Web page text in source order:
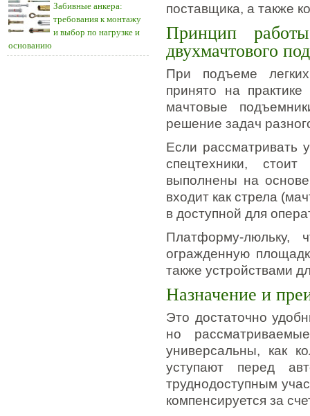
Забивные анкера:
требования к монтажу
и выбор по нагрузке и
основанию
поставщика, а также
Принцип
двухмачтового
При подъеме
принято на практике
мачтовые
решение задач
Если рассматривать
спецтехники,
выполнены на
входит как стрела
в доступной для
Платформу-люльку,
огражденную
также устройствами
Назначение и
Это достаточно
но
универсальны, как
уступают перед
труднодоступным
компенсируется за